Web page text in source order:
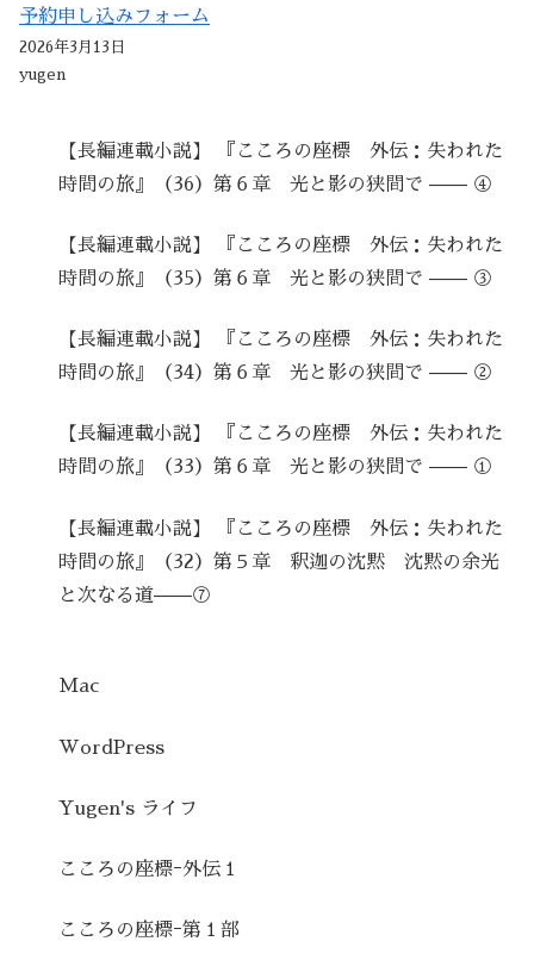
予約申し込みフォーム
2026年3月13日
yugen
【長編連載小説】 『こころの座標 外伝：失われた
時間の旅』（36）第６章 光と影の狭間で —— ④
【長編連載小説】 『こころの座標 外伝：失われた
時間の旅』（35）第６章 光と影の狭間で —— ③
【長編連載小説】 『こころの座標 外伝：失われた
時間の旅』（34）第６章 光と影の狭間で —— ②
【長編連載小説】 『こころの座標 外伝：失われた
時間の旅』（33）第６章 光と影の狭間で —— ①
【長編連載小説】 『こころの座標 外伝：失われた
時間の旅』（32）第５章 釈迦の沈黙 沈黙の余光
と次なる道——⑦
Mac
WordPress
Yugen's ライフ
こころの座標ｰ外伝１
こころの座標ｰ第１部